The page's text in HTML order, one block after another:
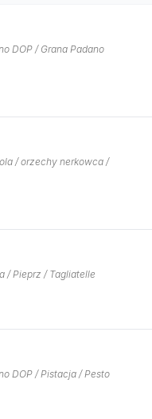
DOP / Grana Padano
/ orzechy nerkowca /
/ Pieprz / Tagliatelle
DOP / Pistacja / Pesto